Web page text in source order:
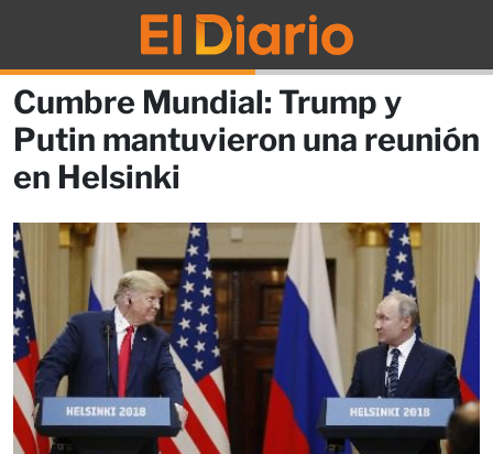
Cumbre Mundial: Trump y
Putin mantuvieron una reunión
en Helsinki